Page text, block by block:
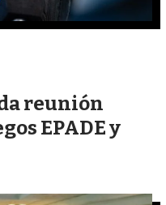
reunión
EPADE y